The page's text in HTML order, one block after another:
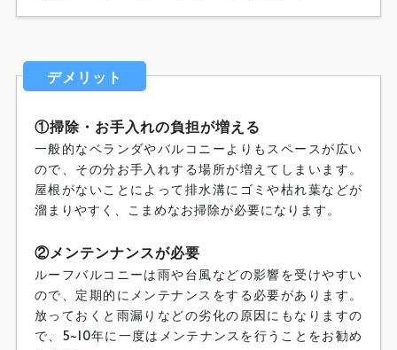
デメリット
①掃除・お手入れの負担が増える
一般的なベランダやバルコニーよりもスペースが広い
ので、その分お手入れする場所が増えてしまいます。
屋根がないことによって排水溝にゴミや枯れ葉などが
溜まりやすく、こまめなお掃除が必要になります。
②メンテンナンスが必要
ルーフバルコニーは雨や台風などの影響を受けやすい
ので、定期的にメンテナンスをする必要があります。
放っておくと雨漏りなどの劣化の原因にもなりますの
で、5~10年に一度はメンテナンスを行うことをお勧め